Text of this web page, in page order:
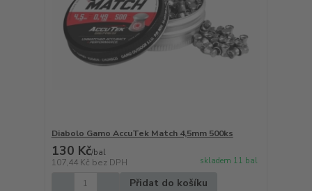
Diabolo Gamo AccuTek Match 4,5mm 500ks
130 Kč/bal
107,44 Kč bez DPH skladem 11 bal
Přidat do košíku